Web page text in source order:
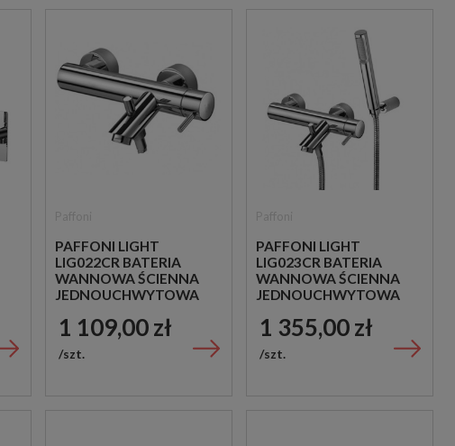
PAFFONI LIGHT
LIG022CR BATERIA
WANNOWA ŚCIENNA
JEDNOUCHWYTOWA
1 109,00 zł
szt.
PAFFONI LIGHT
LIG023CR BATERIA
WANNOWA ŚCIENNA
JEDNOUCHWYTOWA
1 355,00 zł
szt.